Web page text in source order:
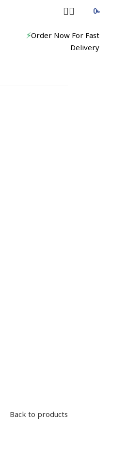
0৳
⚡Order Now For Fast
Delivery
Back to products